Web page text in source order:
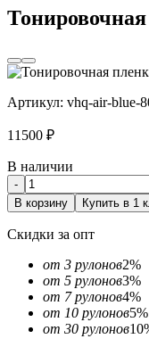
Артикул: vhq-air-blue-
11500 ₽
В наличии
-
В корзину
Купить в 1
Скидки за опт
от 3 рулонов2%
от 5 рулонов3%
от 7 рулонов4%
от 10 рулонов5%
от 30 рулонов